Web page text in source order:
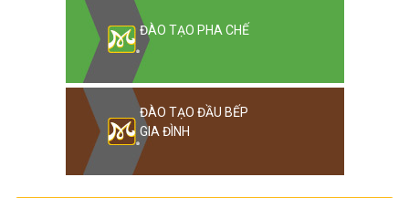
ĐÀO TẠO PHA CHẾ
ĐÀO TẠO ĐẦU BẾP
GIA ĐÌNH